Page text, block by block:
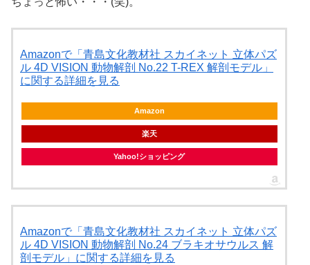
Amazonで「青島文化教材社 スカイネット 立体パズ
ル 4D VISION 動物解剖 No.22 T-REX 解剖モデル」
に関する詳細を見る
Amazon
楽天
Yahoo!ショッピング
Amazonで「青島文化教材社 スカイネット 立体パズ
ル 4D VISION 動物解剖 No.24 ブラキオサウルス 解
剖モデル」に関する詳細を見る